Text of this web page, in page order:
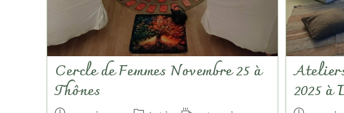
Cercle de Femmes Novembre 25 à
Thônes 2025